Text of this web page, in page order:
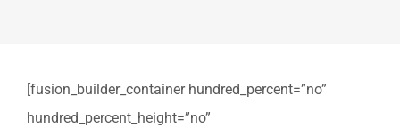
[fusion_builder_container hundred_percent=”no”
hundred_percent_height=”no”